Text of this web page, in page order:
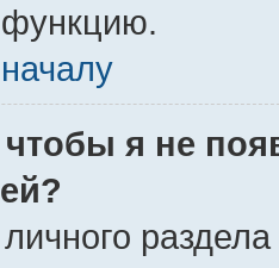
функцию.
чтобы я не
личного